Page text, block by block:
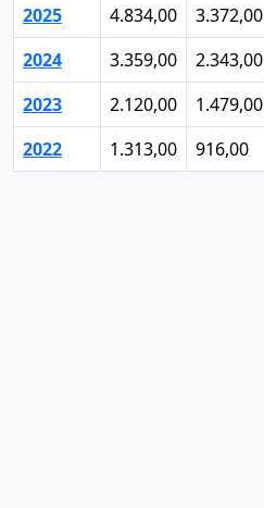
2025
4.834,00 3.372,00
2024
3.359,00 2.343,00
2023
2.120,00 1.479,00
2022
1.313,00 916,00